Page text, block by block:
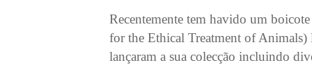
Recentemente tem havido um
for the Ethical Treatment of Animals)
lançaram a sua colecção incluindo